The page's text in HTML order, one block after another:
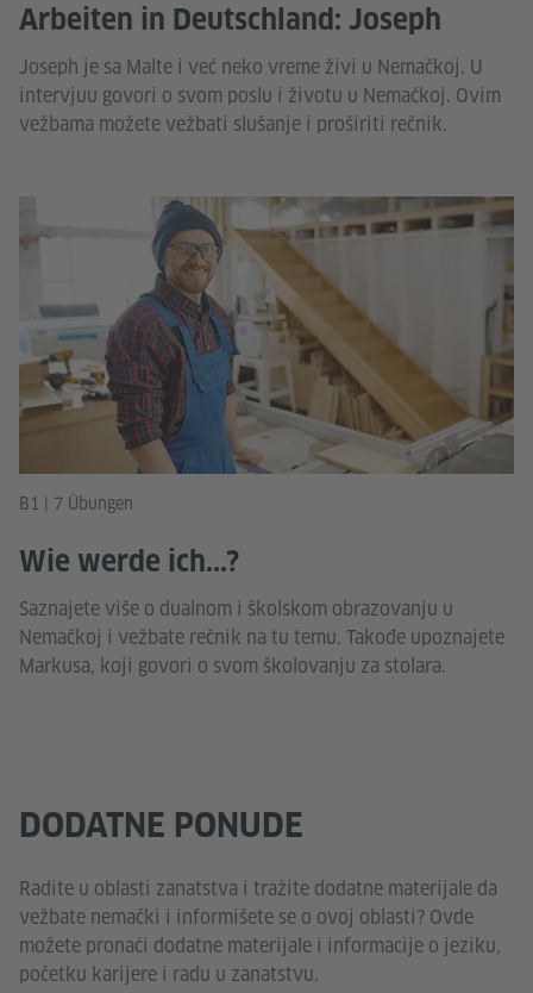
Arbeiten in Deutschland: Joseph
Joseph je sa Malte i već neko vreme živi u Nemačkoj. U
intervjuu govori o svom poslu i životu u Nemačkoj. Ovim
vežbama možete vežbati slušanje i proširiti rečnik.
B1 | 7 Übungen
Wie werde ich...?
Saznajete više o dualnom i školskom obrazovanju u
Nemačkoj i vežbate rečnik na tu temu. Takođe upoznajete
Markusa, koji govori o svom školovanju za stolara.
DODATNE PONUDE
Radite u oblasti zanatstva i tražite dodatne materijale da
vežbate nemački i informišete se o ovoj oblasti? Ovde
možete pronaći dodatne materijale i informacije o jeziku,
početku karijere i radu u zanatstvu.